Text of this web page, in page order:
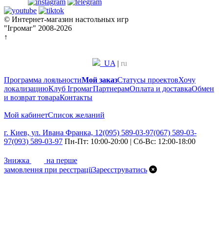
© Интернет-магазин настольных игр
"Ігромаг" 2008-2026
↑
UA | ru
Программа лояльностиМой заказСтатусы проектовХочу
локализациюКлуб ІгромагПартнерамОплата и доставкаОбмен
и возврат товараКонтакты
Мой кабинетСписок желаний
г. Киев, ул. Ивана Франка, 12(095) 589-03-97(067) 589-03-
97(093) 589-03-97 Пн-Пт: 10:00-20:00 | Сб-Вс: 12:00-18:00
Знижка
на перше
замовлення при реєстраціїЗареєструватись